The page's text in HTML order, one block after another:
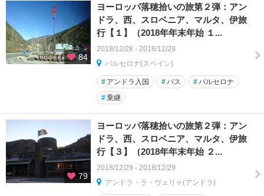
84
ヨーロッパ落穂拾いの旅第２弾：アン
ドラ、西、スロベニア、マルタ、伊旅
行【１】（2018年年末年始 １...
2018/12/28 - 2018/12/29
バルセロナ(スペイン)
# アンドラ入国 #バス #バルセロナ
#乗継
79
ヨーロッパ落穂拾いの旅第２弾：アン
ドラ、西、スロベニア、マルタ、伊旅
行【３】（2018年年末年始 ２...
2018/12/29 - 2018/12/29
アンドラ・ラ・ヴェリャ(アンドラ)